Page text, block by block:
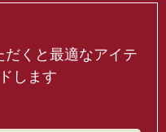
くと最適なアイテ
します